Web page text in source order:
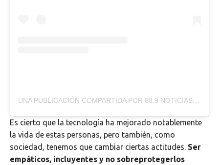
UNA PUBLICACIÓN COMPARTIDA POR 88.9 NOTICIAS (@889NOTICIAS)
Es cierto que la tecnología ha mejorado notablemente
la vida de estas personas, pero también, como
sociedad, tenemos que cambiar ciertas actitudes. Ser
empáticos, incluyentes y no sobreprotegerlos